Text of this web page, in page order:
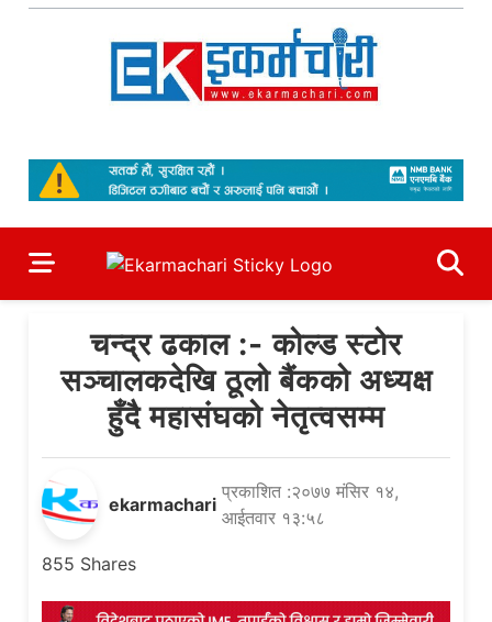
Skip
चन्द्र ढकाल :- कोल्ड स्टोर
सञ्चालकदेखि ठूलो बैंकको अध्यक्ष
हुँदै महासंघको नेतृत्वसम्म
ekarmachari
प्रकाशित :२०७७ मंसिर १४,
आईतवार १३:५८
855 Shares